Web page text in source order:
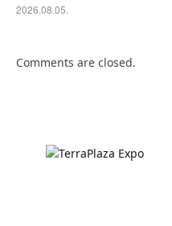
2026.08.05.
Comments are closed.